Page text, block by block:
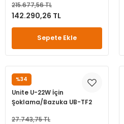
İç Lastikleri
215.677,56 TL
142.290,26 TL
Sepete Ekle
%34
UNITE
Unite U-22W İçin
Şoklama/Bazuka UB-TF2
27.743,75 TL